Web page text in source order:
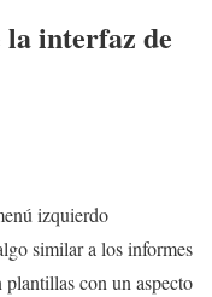
interfaz de
izquierdo
similar a los informes
con un aspecto